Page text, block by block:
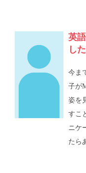
英
した
今ま
子が
姿を
すこ
ニケ
たら